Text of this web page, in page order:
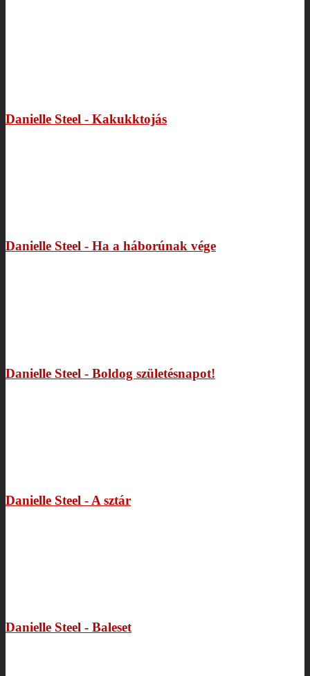
Danielle Steel - Kakukktojás
Danielle Steel - Ha a háborúnak vége
Danielle Steel - Boldog születésnapot!
Danielle Steel - A sztár
Danielle Steel - Baleset